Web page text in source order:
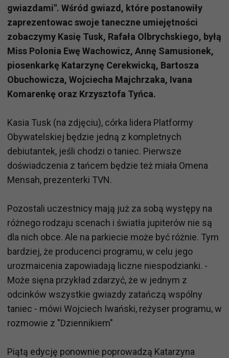
gwiazdami". Wśród gwiazd, które postanowiły
zaprezentowac swoje taneczne umiejętności
zobaczymy Kasię Tusk, Rafała Olbrychskiego, byłą
Miss Polonia Ewę Wachowicz, Annę Samusionek,
piosenkarkę Katarzynę Cerekwicką, Bartosza
Obuchowicza, Wojciecha Majchrzaka, Ivana
Komarenkę oraz Krzysztofa Tyńca.
Kasia Tusk (na zdjęciu), córka lidera Platformy
Obywatelskiej będzie jedną z kompletnych
debiutantek, jeśli chodzi o taniec. Pierwsze
doświadczenia z tańcem będzie też miała Omena
Mensah, prezenterki TVN.
Pozostali uczestnicy mają już za sobą występy na
różnego rodzaju scenach i światła jupiterów nie są
dla nich obce. Ale na parkiecie może być różnie. Tym
bardziej, że producenci programu, w celu jego
urozmaicenia zapowiadają liczne niespodzianki. -
Może sięna przykład zdarzyć, że w jednym z
odcinków wszystkie gwiazdy zatańczą wspólny
taniec - mówi Wojciech Iwański, reżyser programu, w
rozmowie z "Dziennikiem"
Piątą edycję ponownie poprowadzą Katarzyna